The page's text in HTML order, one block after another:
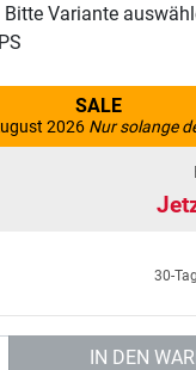
Variante
SALE
2026 Nur solange
30-
IN DEN